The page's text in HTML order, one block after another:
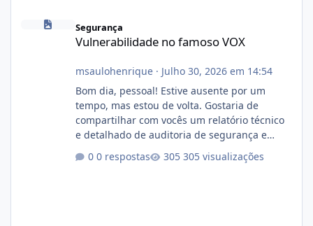
Segurança
Vulnerabilidade no famoso VOX
msaulohenrique· Julho 30, 2026 em 14:54
Bom dia, pessoal! Estive ausente por um
tempo, mas estou de volta. Gostaria de
compartilhar com vocês um relatório técnico
e detalhado de auditoria de segurança e
atualmente em circulação e comercialização
0 respostas 305 visualizações